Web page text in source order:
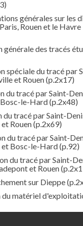
générales sur les
Rouen et le Havre
des tracés
spéciale du tracé par
et Rouen(p.2x17)
du tracé par Saint-
le-Hard(p.2x48)
du tracé par Saint-
Rouen(p.2x69)
du tracé par Saint-
et Bosc-le-Hard(p.92)
du tracé par Saint-
et Rouen
sur Dieppe
du matériel